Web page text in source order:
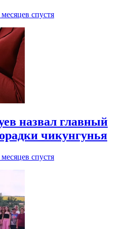
месяцев спустя
назвал главный
чикунгунья
месяцев спустя